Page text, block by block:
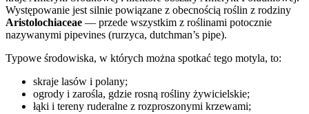
Występowanie jest silnie powiązane z obecnością roślin z rodziny
Aristolochiaceae — przede wszystkim z roślinami potocznie
nazywanymi pipevines (rurzyca, dutchman’s pipe).
Typowe środowiska, w których można spotkać tego motyla, to:
skraje lasów i polany;
ogrody i zarośla, gdzie rosną rośliny żywicielskie;
łąki i tereny ruderalne z rozproszonymi krzewami;